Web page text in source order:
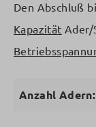
Den Abschluß
Kapazität Ader/
Anzahl Adern: